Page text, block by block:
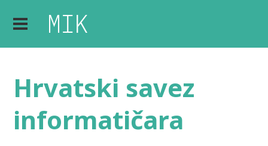
Hrvatski savez
informatičara